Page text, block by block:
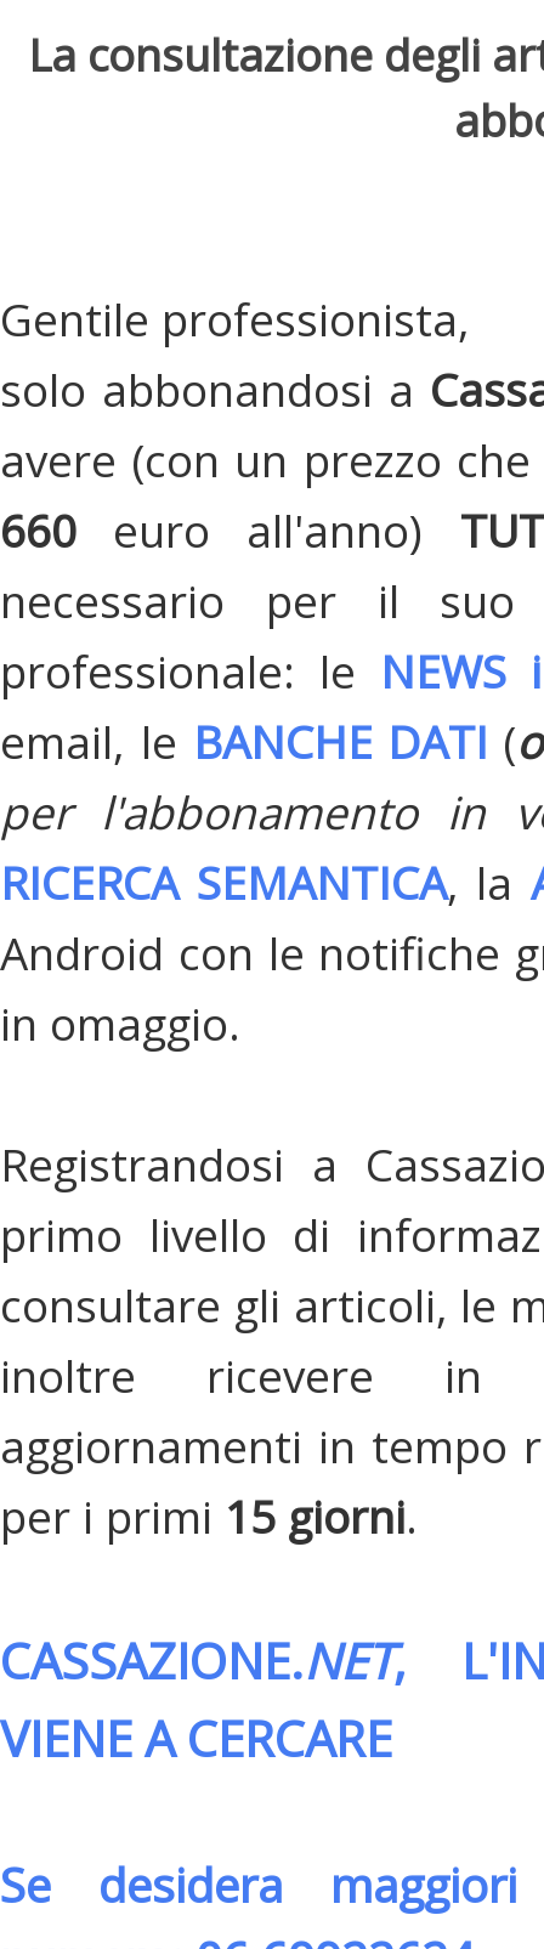
La consultazione degli
Gentile professionista,
solo abbonandosi a
avere (con un prezzo
660 euro all'anno)
necessario per il suo
professionale: le
email, le BANCHE DATI (
per l'abbonamento in
RICERCA SEMANTICA, la
Android con le notifiche
in omaggio.
Registrandosi a
primo livello di
consultare gli articoli, le
inoltre ricevere in
aggiornamenti in tempo
per i primi 15 giorni.
CASSAZIONE.NET,
VIENE A CERCARE
Se desidera